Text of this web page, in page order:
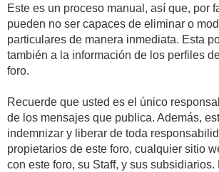
Este es un proceso manual, así que, por
pueden no ser capaces de eliminar o
particulares de manera inmediata. Esta
también a la información de los perfiles
foro.
Recuerde que usted es el único
de los mensajes que publica. Además,
indemnizar y liberar de toda
propietarios de este foro, cualquier sitio
con este foro, su Staff, y sus